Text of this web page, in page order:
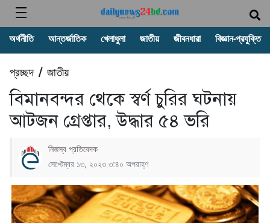
অর্থনীতি আন্তর্জাতিক খেলাধুলা জাতীয় জীবনধারা বিজ্ঞান-প্রযুক্তি
প্রচ্ছদ/ জাতীয়
বিমানবন্দর থেকে স্বর্ণ চুরির ঘটনায়
আটজন গ্রেপ্তার, উদ্ধার ৫৪ ভরি
নিজস্ব প্রতিবেদক
সেপ্টেম্বর ১৩, ২০২৩ ৩:৪০ অপরাহ্ণ